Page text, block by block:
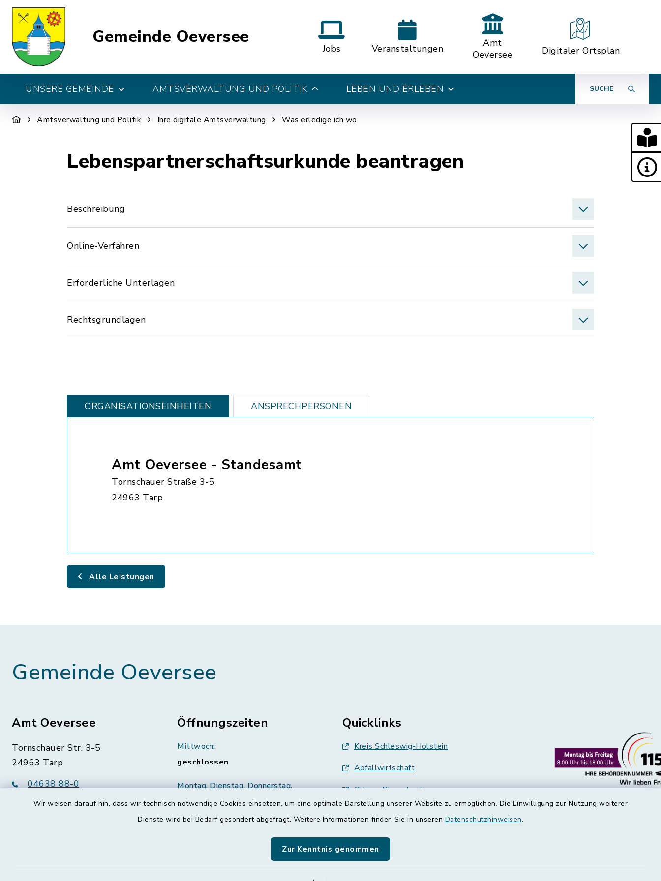
Wir weisen darauf hin, dass wir technisch notwendige Cookies einsetzen, um eine optimale Darstellung unserer Website zu ermöglichen. Die Einwilligung zur Nutzung weiterer
Dienste wird bei Bedarf gesondert abgefragt. Weitere Informationen finden Sie in unseren Datenschutzhinweisen.
Zur Kenntnis genommen
Gemeinde Oeversee
Jobs Veranstaltungen
Amt
Oeversee
Digitaler Ortsplan
UNSERE GEMEINDE AMTSVERWALTUNG UND POLITIK LEBEN UND ERLEBEN SUCHE
Amtsverwaltung und Politik Ihre digitale Amtsverwaltung Was erledige ich wo
Lebenspartnerschaftsurkunde beantragen
Beschreibung
Online-Verfahren
Erforderliche Unterlagen
Rechtsgrundlagen
ORGANISATIONS­EINHEITEN ANSPRECHPERSONEN
Amt Oeversee - Standesamt
Tornschauer Straße 3-5
24963 Tarp
Alle Leistungen
Gemeinde Oeversee
Amt Oeversee
Tornschauer Str. 3-5
24963 Tarp
04638 88-0
04638 88-11
Öffnungszeiten
Mittwoch:
geschlossen
Montag, Dienstag, Donnerstag,
Quicklinks
Kreis Schleswig-Holstein
Abfallwirtschaft
Grünes Binnenland
ETS